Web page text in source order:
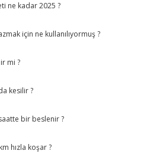
ne kadar 2025 ?
için ne kullanılıyormuş ?
mi ?
kesilir ?
bir beslenir ?
hızla koşar ?